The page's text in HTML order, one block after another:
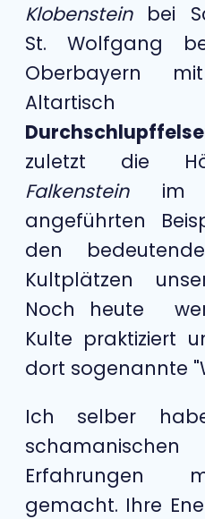
Klobensteinbei
St. Wolfgang
Oberbayern
Altartisch
zuletzt die
Falkensteinim
angeführten
den
Kultplätzen
Noch heute
Kulte praktiziert
dort sogenannte
Ich selber
gemacht. Ihre